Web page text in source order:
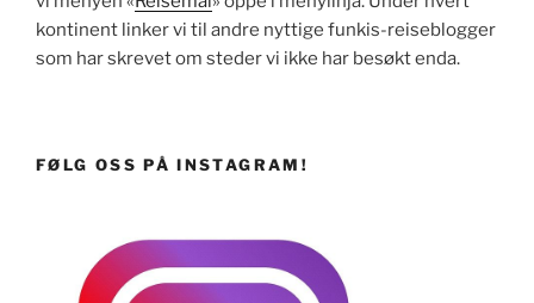
kontinent linker vi til andre nyttige funkis-reiseblogger
som har skrevet om steder vi ikke har besøkt enda.
FØLG OSS PÅ INSTAGRAM!